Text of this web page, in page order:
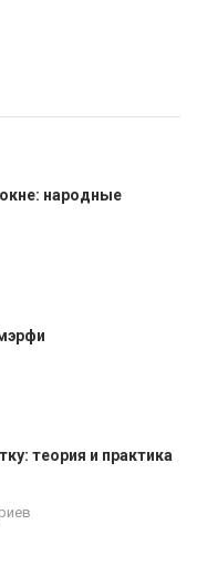
народные
теория и практика